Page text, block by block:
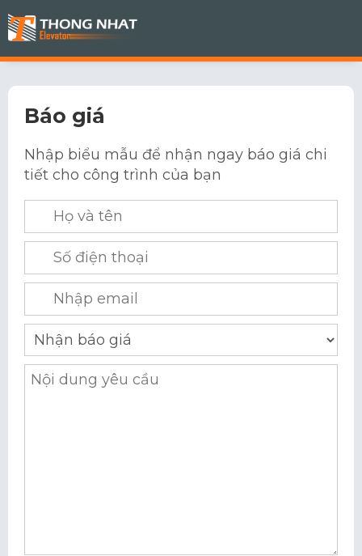
Báo giá
Nhập biểu mẫu để nhận ngay báo giá chi
tiết cho công trình của bạn